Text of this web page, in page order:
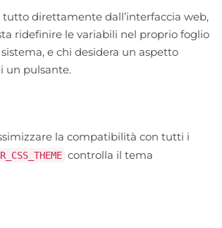
tutto direttamente dall’interfaccia web,
ridefinire le variabili nel proprio foglio
e chi desidera un aspetto
un pulsante.
la compatibilità con tutti i
controlla il tema